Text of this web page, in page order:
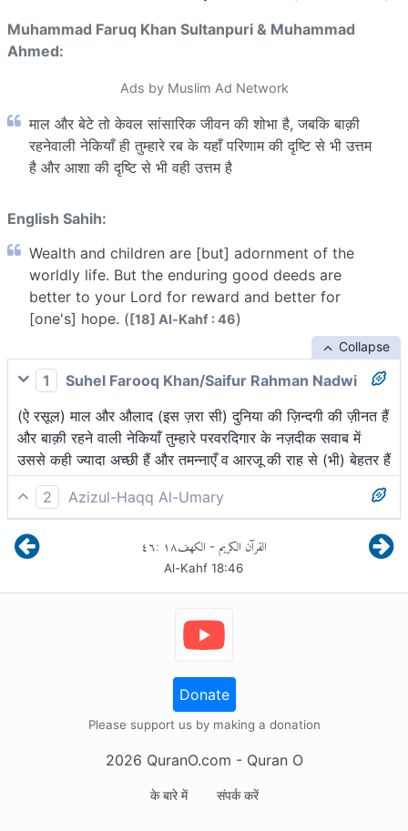
Muhammad Faruq Khan Sultanpuri & Muhammad
Ahmed:
Ads by Muslim Ad Network
माल और बेटे तो केवल सांसारिक जीवन की शोभा है, जबकि बाक़ी
रहनेवाली नेकियाँ ही तुम्हारे रब के यहाँ परिणाम की दृष्टि से भी उत्तम
है और आशा की दृष्टि से भी वही उत्तम है
English Sahih:
Wealth and children are [but] adornment of the
worldly life. But the enduring good deeds are
better to your Lord for reward and better for
[one's] hope. ([18] Al-Kahf : 46)
Collapse
1
Suhel Farooq Khan/Saifur Rahman Nadwi
(ऐ रसूल) माल और औलाद (इस ज़रा सी) दुनिया की ज़िन्दगी की ज़ीनत हैं
और बाक़ी रहने वाली नेकियाँ तुम्हारे परवरदिगार के नज़दीक सवाब में
उससे कही ज्यादा अच्छी हैं और तमन्नाएँ व आरजू की राह से (भी) बेहतर हैं
2
Azizul-Haqq Al-Umary
धन और पुत्र सांसारिक जीवन की शोभा हैं और शेष रह जाने वाले सत्कर्म
ही अच्छे हैं, आपके पालनहार के यहाँ प्रतिफल में तथा अच्छे हैं, आशा
القرآن الكريم - الكهف١٨ :٤٦
Al-Kahf 18:46
Donate
Please support us by making a donation
2026 QuranO.com - Quran O
के बारे में संपर्क करें